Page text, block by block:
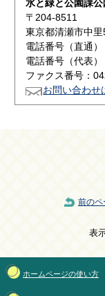
水と緑と公園課公
〒204-8511
東京都清瀬市中
電話番号（直通
電話番号（代表
ファクス番号：
お問い合わせ
前のペ
表
ホームページの使い方